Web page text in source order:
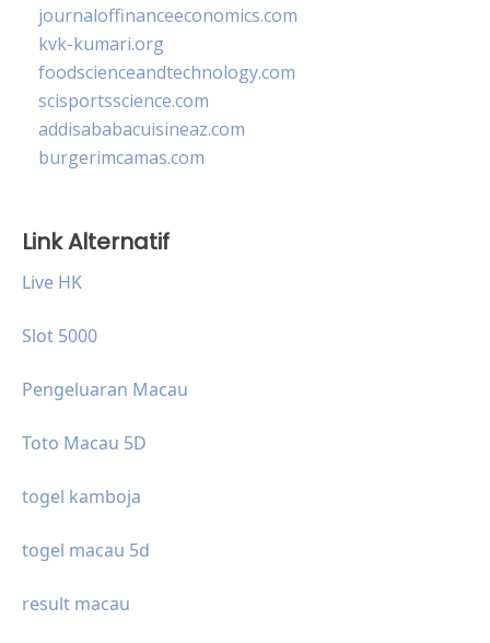
journaloffinanceeconomics.com
kvk-kumari.org
foodscienceandtechnology.com
scisportsscience.com
addisababacuisineaz.com
burgerimcamas.com
Link Alternatif
Live HK
Slot 5000
Pengeluaran Macau
Toto Macau 5D
togel kamboja
togel macau 5d
result macau